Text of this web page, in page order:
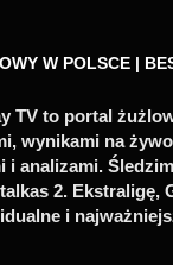
W POLSCE |
TV to portal
wynikami na
i analizami.
2. Ekstraligę,
i